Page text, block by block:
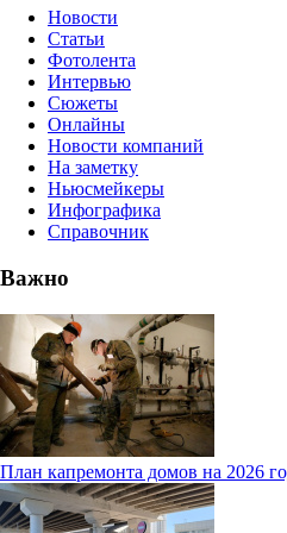
Новости
Статьи
Фотолента
Интервью
Сюжеты
Онлайны
Новости компаний
На заметку
Ньюсмейкеры
Инфографика
Справочник
Важно
План капремонта домов на 2026